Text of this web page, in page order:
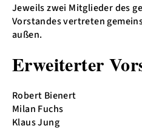
Jeweils zwei Mitglieder des
Vorstandes vertreten
außen.
Erweiterter
Robert Bienert
Milan Fuchs
Klaus Jung